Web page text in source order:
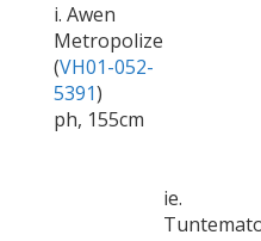
i. Awen
Metropolize
(VH01-052-
5391)
ph, 155cm
ie.